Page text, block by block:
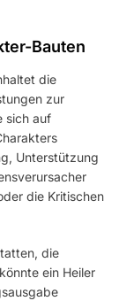
Bauten
die
zur
sich auf
Unterstützung
die Kritischen
die
ein Heiler